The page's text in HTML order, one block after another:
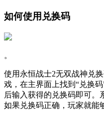
如何使用兑换码
。
使用永恒战士2无双战神兑
戏，在主界面上找到“兑换
后输入获得的兑换码即可。
如果兑换码正确，玩家就能